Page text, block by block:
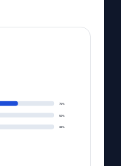
75%
50%
38%